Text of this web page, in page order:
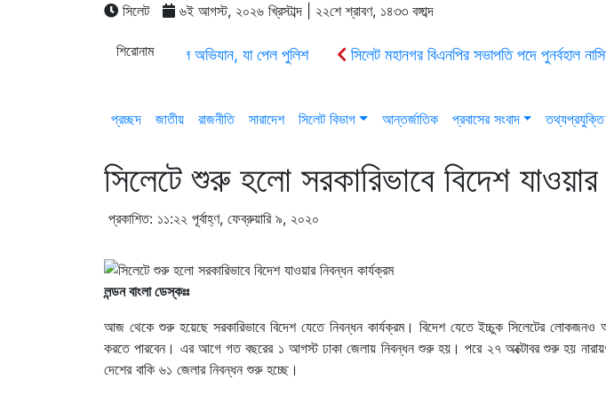
সিলেট ৬ই আগস্ট, ২০২৬ খ্রিস্টাব্দ | ২২শে শ্রাবণ, ১৪৩৩ বঙ্গাব্দ
শিরোনাম
সিলেটে ক্রাশার মিলে অভিযান, যা পেল পুলিশ সিলেট মহানগর বিএনপির সভাপতি পদে পুনর্বহাল
জগন্নাথপুরে নৌকা ডুবিতে ২ জনের মৃতদেহ উদ্ধার, নিখোঁজ আরো ২
ওসমানীনগরে রাস্তার
প্রচ্ছদ জাতীয় রাজনীতি সারাদেশ সিলেট বিভাগ আন্তর্জাতিক প্রবাসের সংবাদ তথ্যপ্রযুক্তি
সিলেটে শুরু হলো সরকারিভাবে বিদেশ
প্রকাশিত: ১১:২২ পূর্বাহ্ণ, ফেব্রুয়ারি ৯, ২০২০
লন্ডন বাংলা ডেস্কঃঃ
আজ থেকে শুরু হয়েছে সরকারিভাবে বিদেশ যেতে নিবন্ধন কার্যক্রম। বিদেশ যেতে ইচ্চুক সিলেটের লোকজনও
করতে পারবেন। এর আগে গত বছরের ১ আগস্ট ঢাকা জেলায় নিবন্ধন শুরু হয়। পরে ২৭ অক্টোবর শুরু হয়
দেশের বাকি ৬১ জেলার নিবন্ধন শুরু হচ্ছে।